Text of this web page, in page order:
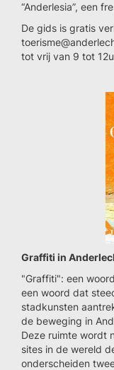
“Anderlesia”, een
De gids is gratis
tot vrij van 9 tot
Graffiti in
"Graffiti": een
een woord dat
stadkunsten
de beweging in
Deze ruimte wordt
sites in de wereld
onderscheiden